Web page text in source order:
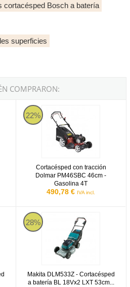
cortacésped Bosch a batería
superficies
COMPRARON:
22%
Cortacésped con tracción
Dolmar PM46SBC 46cm -
Gasolina 4T
490,78 € IVA incl.
Dolmar PM46SBC
28%
Makita DLM533Z - Cortacésped
a batería BL 18Vx2 LXT 53cm...
Makita DLM533Z